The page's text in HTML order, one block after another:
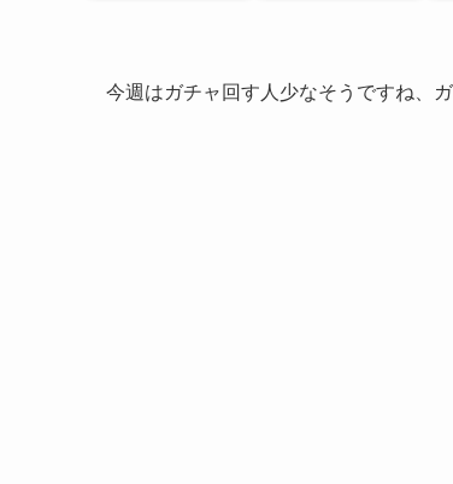
今週はガチャ回す人少なそうですね、